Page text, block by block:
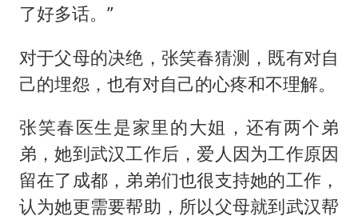
了好多话。”
对于父母的决绝，张笑春猜测，既有对自
己的埋怨，也有对自己的心疼和不理解。
张笑春医生是家里的大姐，还有两个弟
弟，她到武汉工作后，爱人因为工作原因
留在了成都，弟弟们也很支持她的工作，
认为她更需要帮助，所以父母就到武汉帮